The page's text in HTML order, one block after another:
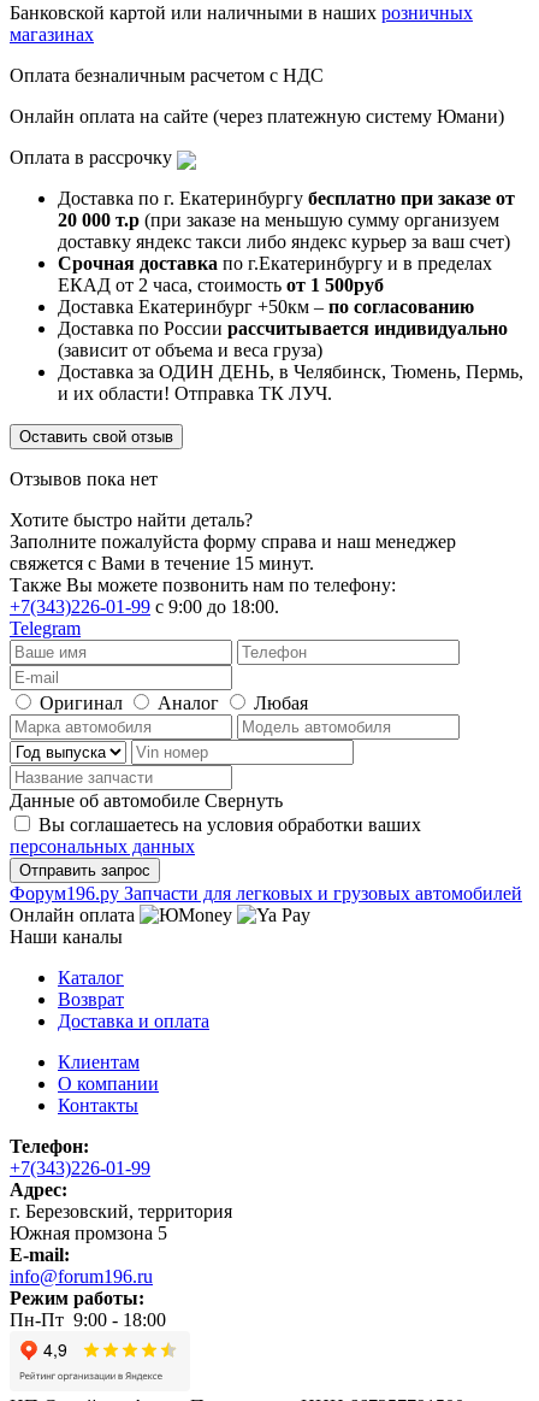
Банковской картой или наличными в наших розничных
магазинах
Оплата безналичным расчетом с НДС
Онлайн оплата на сайте (через платежную систему Юмани)
Оплата в рассрочку
Доставка по г. Екатеринбургу бесплатно при заказе от
20 000 т.р (при заказе на меньшую сумму организуем
доставку яндекс такси либо яндекс курьер за ваш счет)
Срочная доставка по г.Екатеринбургу и в пределах
ЕКАД от 2 часа, стоимость от 1 500руб
Доставка Екатеринбург +50км – по согласованию
Доставка по России рассчитывается индивидуально
(зависит от объема и веса груза)
Доставка за ОДИН ДЕНЬ, в Челябинск, Тюмень, Пермь,
и их области! Отправка ТК ЛУЧ.
Оставить свой отзыв
Отзывов пока нет
Хотите быстро найти деталь?
Заполните пожалуйста форму справа и наш менеджер
свяжется с Вами в течение 15 минут.
Также Вы можете позвонить нам по телефону:
+7(343)226-01-99 с 9:00 до 18:00.
Telegram
Оригинал Аналог Любая
Данные об автомобиле Свернуть
Вы соглашаетесь на условия обработки ваших
персональных данных
Фoрум196.ру Запчасти для легковых и грузовых автомобилей
Онлайн оплата
Наши каналы
Каталог
Возврат
Доставка и оплата
Клиентам
О компании
Контакты
Телефон:
+7(343)226-01-99
Адрес:
г. Березовский, территория
Южная промзона 5
E-mail:
info@forum196.ru
Режим работы:
Пн-Пт 9:00 - 18:00